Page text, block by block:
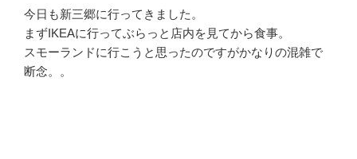
今日も新三郷に行ってきました。
まずIKEAに行ってぶらっと店内を見てから食事。
スモーランドに行こうと思ったのですがかなりの混雑で
断念。。